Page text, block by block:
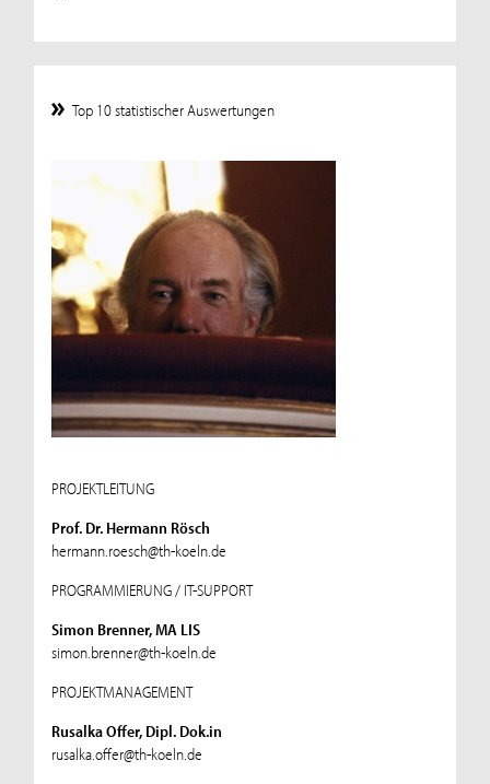
Top 10 statistischer Auswertungen
PROJEKTLEITUNG
Prof. Dr. Hermann Rösch
hermann.roesch@th-koeln.de
PROGRAMMIERUNG / IT-SUPPORT
Simon Brenner, MA LIS
simon.brenner@th-koeln.de
PROJEKTMANAGEMENT
Rusalka Offer, Dipl. Dok.in
rusalka.offer@th-koeln.de